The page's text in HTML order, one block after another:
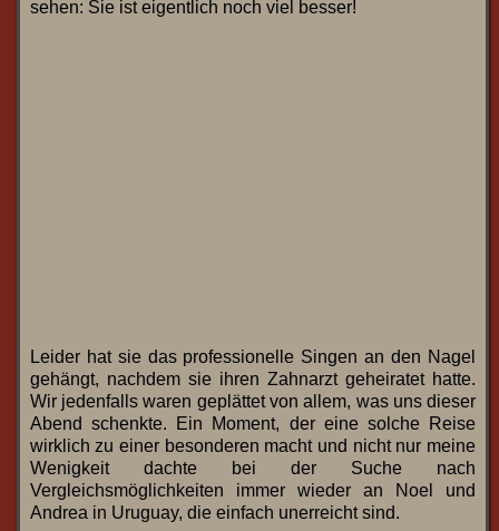
sehen: Sie ist eigentlich noch viel besser!
Leider hat sie das professionelle Singen an den Nagel
gehängt, nachdem sie ihren Zahnarzt geheiratet hatte.
Wir jedenfalls waren geplättet von allem, was uns dieser
Abend schenkte. Ein Moment, der eine solche Reise
wirklich zu einer besonderen macht und nicht nur meine
Wenigkeit dachte bei der Suche nach
Vergleichsmöglichkeiten immer wieder an Noel und
Andrea in Uruguay, die einfach unerreicht sind.